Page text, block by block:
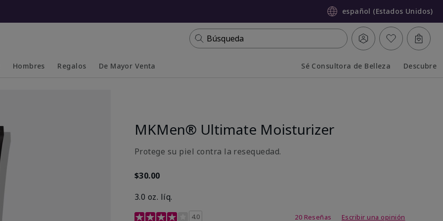
español (Estados Unidos)
Búsqueda
Hombres Regalos De Mayor Venta Sé Consultora de Belleza Descubre
MKMen® Ultimate Moisturizer
Protege su piel contra la resequedad.
$30.00
3.0 oz. líq.
Calificación de clientes de 3,7 de 5
4.0 20 Reseñas Escribir una opinión